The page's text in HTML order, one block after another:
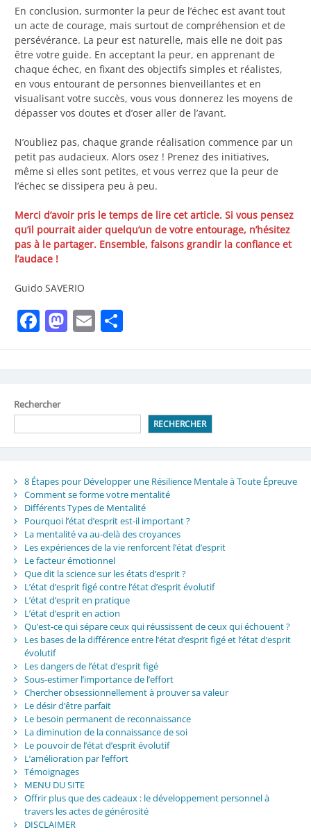
En conclusion, surmonter la peur de l’échec est avant tout
un acte de courage, mais surtout de compréhension et de
persévérance. La peur est naturelle, mais elle ne doit pas
être votre guide. En acceptant la peur, en apprenant de
chaque échec, en fixant des objectifs simples et réalistes,
en vous entourant de personnes bienveillantes et en
visualisant votre succès, vous vous donnerez les moyens de
dépasser vos doutes et d’oser aller de l’avant.
N’oubliez pas, chaque grande réalisation commence par un
petit pas audacieux. Alors osez ! Prenez des initiatives,
même si elles sont petites, et vous verrez que la peur de
l’échec se dissipera peu à peu.
Merci d’avoir pris le temps de lire cet article. Si vous pensez
qu’il pourrait aider quelqu’un de votre entourage, n’hésitez
pas à le partager. Ensemble, faisons grandir la confiance et
l’audace !
Guido SAVERIO
Facebook
Mastodon
Email
Rechercher
RECHERCHER
8 Étapes pour Développer une Résilience Mentale à Toute Épreuve
Comment se forme votre mentalité
Différents Types de Mentalité
Pourquoi l’état d’esprit est-il important ?
La mentalité va au-delà des croyances
Les expériences de la vie renforcent l’état d’esprit
Le facteur émotionnel
Que dit la science sur les états d’esprit ?
L’état d’esprit figé contre l’état d’esprit évolutif
L’état d’esprit en pratique
L’état d’esprit en action
Qu’est-ce qui sépare ceux qui réussissent de ceux qui échouent ?
Les bases de la différence entre l’état d’esprit figé et l’état d’esprit
évolutif
Les dangers de l’état d’esprit figé
Sous-estimer l’importance de l’effort
Chercher obsessionnellement à prouver sa valeur
Le désir d’être parfait
Le besoin permanent de reconnaissance
La diminution de la connaissance de soi
Le pouvoir de l’état d’esprit évolutif
L’amélioration par l’effort
Témoignages
MENU DU SITE
Offrir plus que des cadeaux : le développement personnel à
travers les actes de générosité
DISCLAIMER